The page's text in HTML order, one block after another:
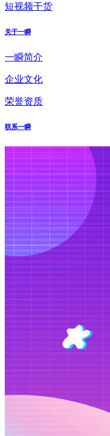
短视频干货
关于一瞬
一瞬简介
企业文化
荣誉资质
联系一瞬